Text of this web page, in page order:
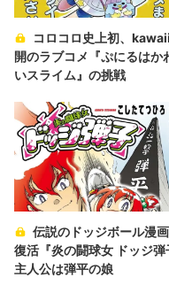
コロコロ史上初、
開のラブコメ『ぷにるはか
いスライム』の挑戦
伝説のドッジボール漫
復活『炎の闘球女 ドッジ弾
主人公は弾平の娘